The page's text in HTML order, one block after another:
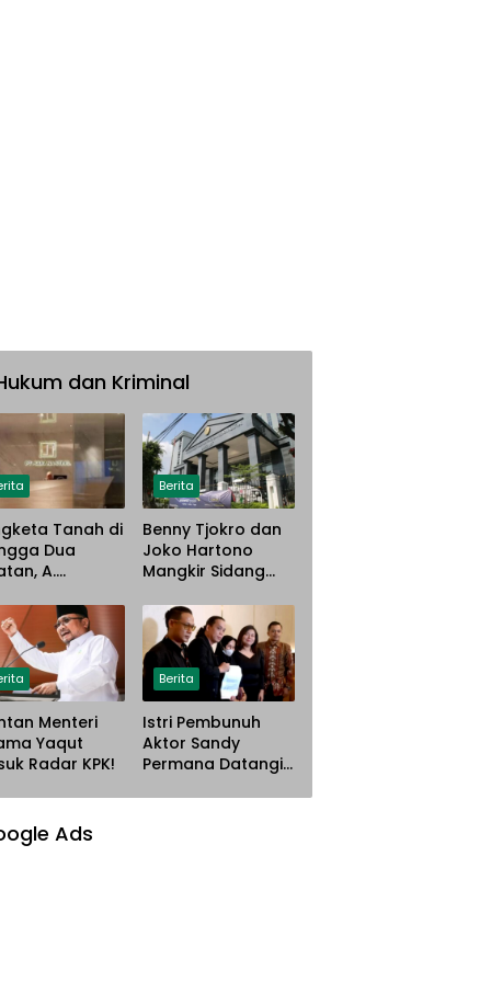
dan Kriminal
Tanah di
Dua
A.
Steel Atas
Berita
Benny Tjokro dan
Joko Hartono
Mangkir Sidang
Terancam
Dijemput Paksa
Menteri
Yaqut
Radar KPK!
Berita
Istri Pembunuh
Aktor Sandy
Permana Datangi
Mau Meminta
Ads